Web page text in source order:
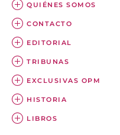
QUIÉNES SOMOS
CONTACTO
EDITORIAL
TRIBUNAS
EXCLUSIVAS OPM
HISTORIA
LIBROS